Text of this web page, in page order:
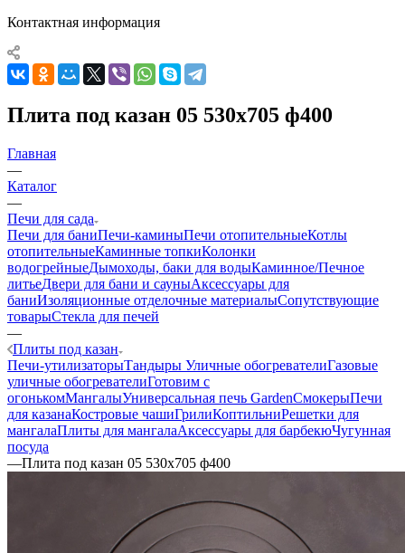
Контактная информация
Плита под казан 05 530х705 ф400
Главная
—
Каталог
—
Печи для сада
Печи для баниПечи-каминыПечи отопительныеКотлы
отопительныеКаминные топкиКолонки
водогрейныеДымоходы, баки для водыКаминное/Печное
литьеДвери для бани и сауныАксессуары для
баниИзоляционные отделочные материалыСопутствующие
товарыСтекла для печей
—
Плиты под казан
Печи-утилизаторыТандыры Уличные обогревателиГазовые
уличные обогревателиГотовим с
огонькомМангалыУниверсальная печь GardenСмокерыПечи
для казанаКостровые чашиГрилиКоптильниРешетки для
мангалаПлиты для мангалаАксессуары для барбекюЧугунная
посуда
—Плита под казан 05 530х705 ф400